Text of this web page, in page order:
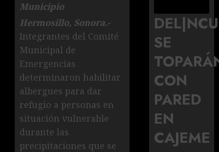
Municipio
Hermosillo, Sonora.-
Integrantes del Comité
Municipal de
Emergencias
determinaron habilitar
albergues para dar
refugio a personas en
situación vulnerable
durante las
precipitaciones que se
SE
CON
PARED
EN
CAJEME